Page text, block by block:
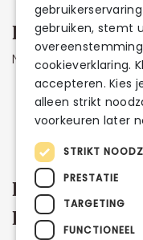
Hulp nodig?
Neem direct
Barneveld
0342-412188
0318-240180
Extra
Pagina's
gebruiken, stemt
cookieverklaring.
accepteren. Kies
alleen strikt
voorkeuren later
STRIKT
PRESTATIE
TARGETING
FUNCTIONEEL